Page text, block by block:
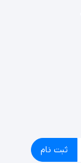
ثبت نام